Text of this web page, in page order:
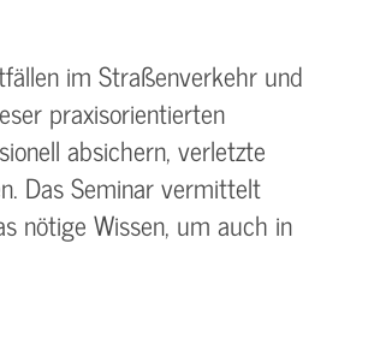
im Straßenverkehr und
praxisorientierten
absichern, verletzte
Das Seminar vermittelt
nötige Wissen, um auch in